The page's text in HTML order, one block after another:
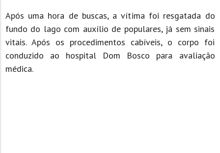
Após uma hora de buscas, a vítima foi resgatada do
fundo do lago com auxílio de populares, já sem sinais
vitais. Após os procedimentos cabíveis, o corpo foi
conduzido ao hospital Dom Bosco para avaliação
médica.